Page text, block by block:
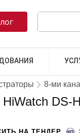
8-ми
DS-